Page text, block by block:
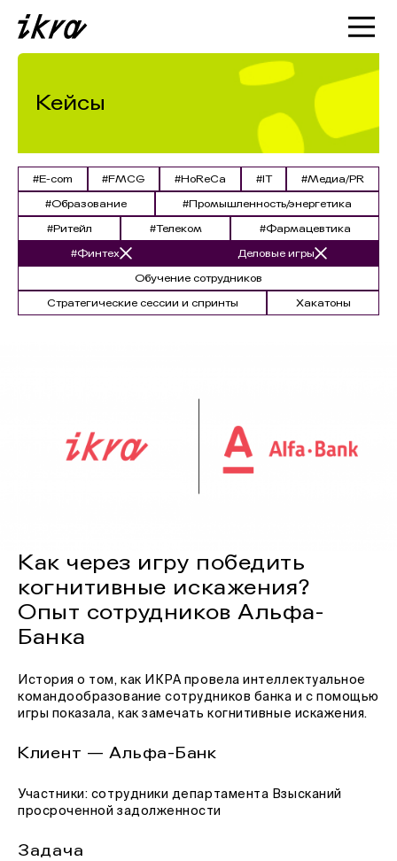
Познакомиться с ИКРОЙ
Кейсы
#E-com #FMCG #HoReCa #IT
#Медиа/PR
#Образование
#Промышленность/энергетика
#Ритейл
#Телеком
#Фармацевтика
#Финтех
Деловые игры
Обучение сотрудников
Стратегические сессии и спринты
Хакатоны
Как через игру победить
когнитивные искажения?
Опыт сотрудников Альфа-
Банка
История о том, как ИКРА провела интеллектуальное
командообразование сотрудников банка и с помощью
игры показала, как замечать когнитивные искажения.
Клиент — Альфа-Банк
Участники: сотрудники департамента Взысканий
просроченной задолженности
Задача